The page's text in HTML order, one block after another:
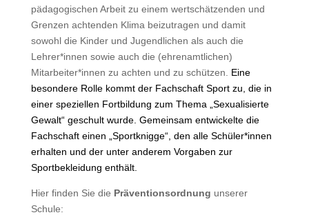
pädagogischen Arbeit zu einem wertschätzenden und
Grenzen achtenden Klima beizutragen und damit
sowohl die Kinder und Jugendlichen als auch die
Lehrer*innen sowie auch die (ehrenamtlichen)
Mitarbeiter*innen zu achten und zu schützen. Eine
besondere Rolle kommt der Fachschaft Sport zu, die in
einer speziellen Fortbildung zum Thema „Sexualisierte
Gewalt“ geschult wurde. Gemeinsam entwickelte die
Fachschaft einen „Sportknigge“, den alle Schüler*innen
erhalten und der unter anderem Vorgaben zur
Sportbekleidung enthält.
Hier finden Sie die Präventionsordnung unserer
Schule: